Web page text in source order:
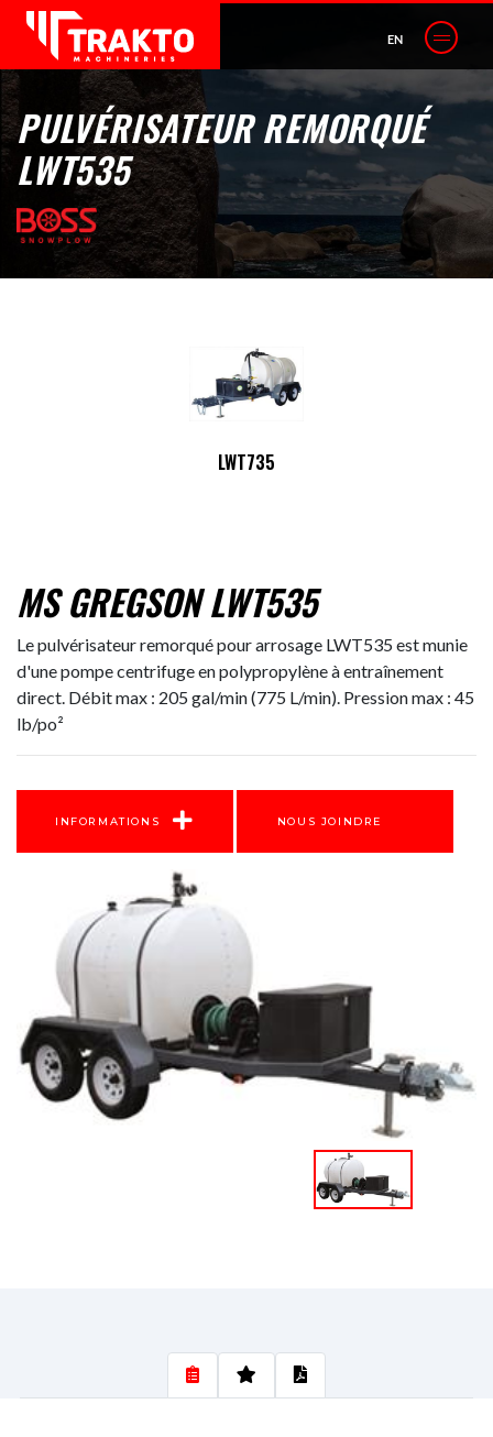
EN
PULVÉRISATEUR REMORQUÉ
LWT535
LWT735
MS GREGSON LWT535
Le pulvérisateur remorqué pour arrosage LWT535 est munie
d'une pompe centrifuge en polypropylène à entraînement
direct. Débit max : 205 gal/min (775 L/min). Pression max : 45
lb/po²
INFORMATIONS NOUS JOINDRE